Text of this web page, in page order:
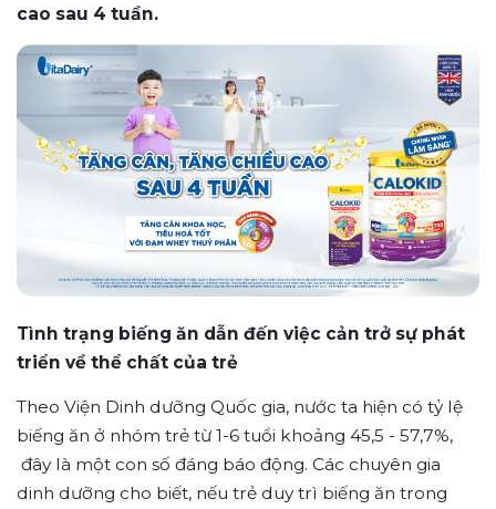
cao sau 4 tuần.
Tình trạng biếng ăn dẫn đến việc cản trở sự phát
triển về thể chất của trẻ
Theo Viện Dinh dưỡng Quốc gia, nước ta hiện có tỷ lệ
biếng ăn ở nhóm trẻ từ 1-6 tuổi khoảng 45,5 - 57,7%,
đây là một con số đáng báo động. Các chuyên gia
dinh dưỡng cho biết, nếu trẻ duy trì biếng ăn trong